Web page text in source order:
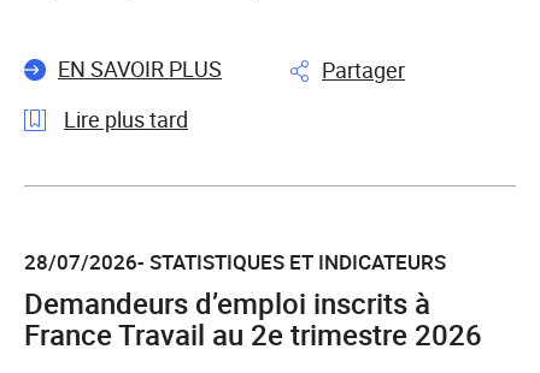
EN SAVOIR PLUS
Partager
Lire plus tard
l'article
marché
du
travail
28/07/2026- STATISTIQUES ET INDICATEURS
Demandeurs d’emploi inscrits à
France Travail au 2e trimestre 2026